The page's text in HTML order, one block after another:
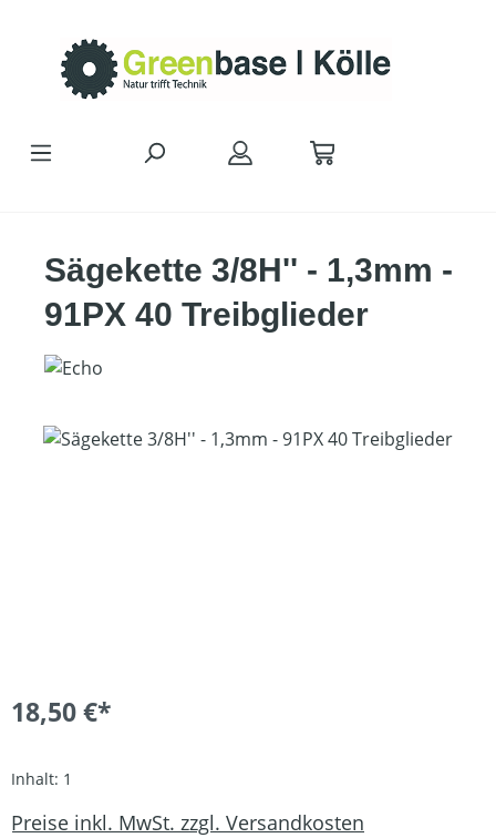
Sägekette 3/8H'' - 1,3mm -
91PX 40 Treibglieder
Bildergalerie überspringen
18,50 €*
Inhalt: 1
Preise inkl. MwSt. zzgl. Versandkosten